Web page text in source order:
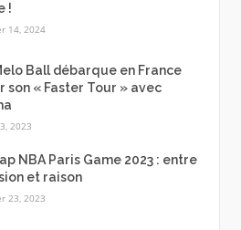
!
14, 2024
Ball débarque en France
son « Faster Tour » avec
2023
NBA Paris Game 2023 : entre
et raison
23, 2023